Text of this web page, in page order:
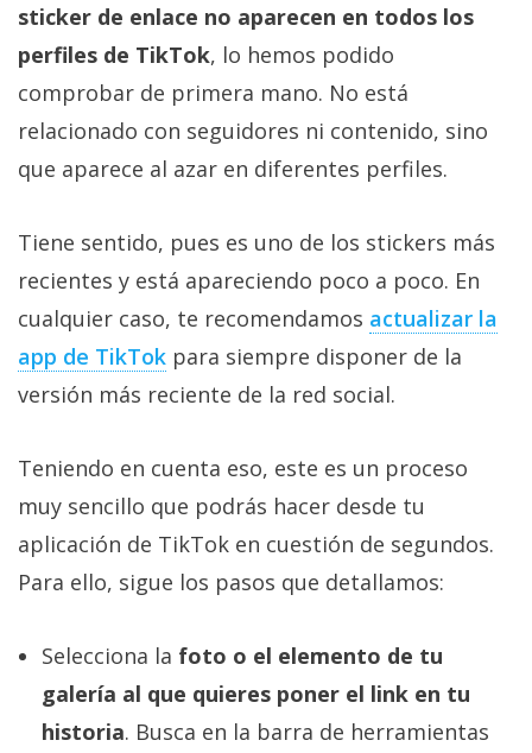
sticker de enlace no aparecen en todos los
perfiles de TikTok, lo hemos podido
comprobar de primera mano. No está
relacionado con seguidores ni contenido, sino
que aparece al azar en diferentes perfiles.
Tiene sentido, pues es uno de los stickers más
recientes y está apareciendo poco a poco. En
cualquier caso, te recomendamos actualizar la
app de TikTok‎ para siempre disponer de la
versión más reciente de la red social.
Teniendo en cuenta eso, este es un proceso
muy sencillo que podrás hacer desde tu
aplicación de TikTok en cuestión de segundos.
Para ello, sigue los pasos que detallamos:
Selecciona la foto o el elemento de tu
galería al que quieres poner el link en tu
historia. Busca en la barra de herramientas